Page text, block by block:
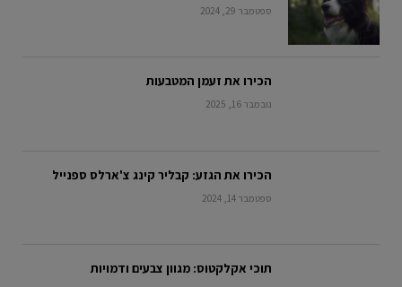
ספטמבר 29, 2024
הכירו את זעמן המטבעות
נובמבר 16, 2025
הכירו את הגזע: קבליר קינג צ'ארלס ספנייל
ספטמבר 14, 2024
תוכי אקלקטוס: מגוון צבעים ודמויות